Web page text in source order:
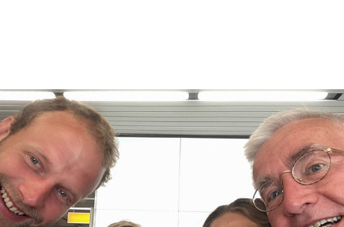
2016-07-21 | GDMBR Day 0